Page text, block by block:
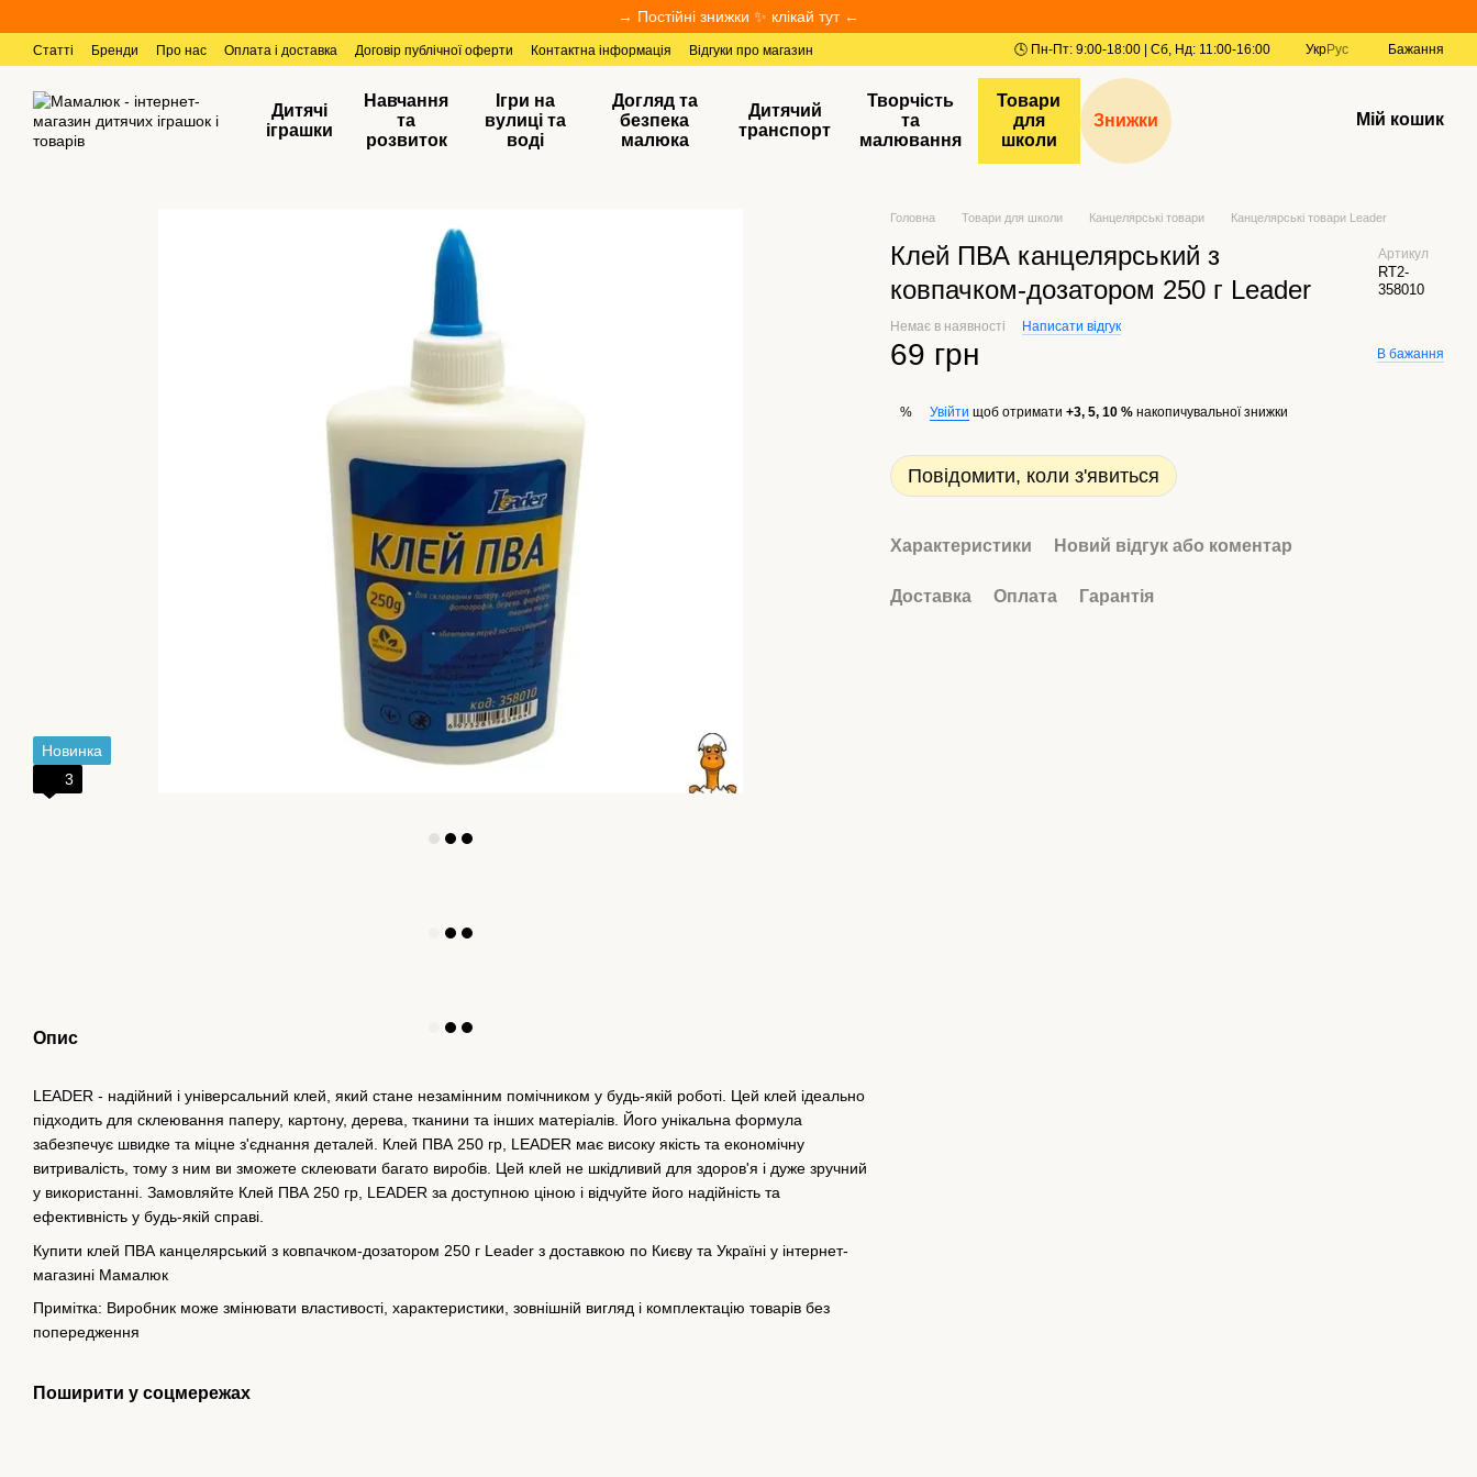
→ Постійні знижки ✨ клікай тут ←
Статті Бренди Про нас Оплата і доставка Договір публічної оферти Контактна інформація Відгуки про магазин УкрРус Бажання
Дитячі
іграшки
Навчання
та
розвиток
Ігри на
вулиці та
воді
Догляд та
безпека
малюка
Дитячий
транспорт
Творчість
та
малювання
Товари
для
школи
Знижки Мій кошик
Новинка
3
Опис
LEADER - надійний і універсальний клей, який стане незамінним помічником у будь-якій роботі. Цей клей ідеально
підходить для склеювання паперу, картону, дерева, тканини та інших матеріалів. Його унікальна формула
забезпечує швидке та міцне з'єднання деталей. Клей ПВА 250 гр, LEADER має високу якість та економічну
витривалість, тому з ним ви зможете склеювати багато виробів. Цей клей не шкідливий для здоров'я і дуже зручний
у використанні. Замовляйте Клей ПВА 250 гр, LEADER за доступною ціною і відчуйте його надійність та
ефективність у будь-якій справі.
Купити клей ПВА канцелярський з ковпачком-дозатором 250 г Leader з доставкою по Києву та Україні у інтернет-
магазині Мамалюк
Примітка: Виробник може змінювати властивості, характеристики, зовнішній вигляд і комплектацію товарів без
попередження
Поширити у соцмережах
Головна Товари для школи Канцелярські товари Канцелярські товари Leader
Клей ПВА канцелярський з
ковпачком-дозатором 250 г Leader
Артикул
RT2-
358010
Немає в наявності Написати відгук
69 грн В бажання
% Увійти щоб отримати+3, 5, 10 % накопичувальної знижки
Повідомити, коли з'явиться
Характеристики Новий відгук або коментар
Доставка Оплата Гарантія